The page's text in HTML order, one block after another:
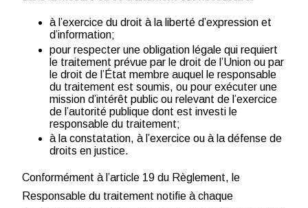
à l’exercice du droit à la liberté d’expression et
d’information;
pour respecter une obligation légale qui requiert
le traitement prévue par le droit de l’Union ou par
le droit de l’État membre auquel le responsable
du traitement est soumis, ou pour exécuter une
mission d’intérêt public ou relevant de l’exercice
de l’autorité publique dont est investi le
responsable du traitement;
à la constatation, à l’exercice ou à la défense de
droits en justice.
Conformément à l’article 19 du Règlement, le
Responsable du traitement notifie à chaque